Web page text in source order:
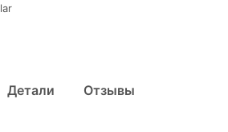
Детали Отзывы